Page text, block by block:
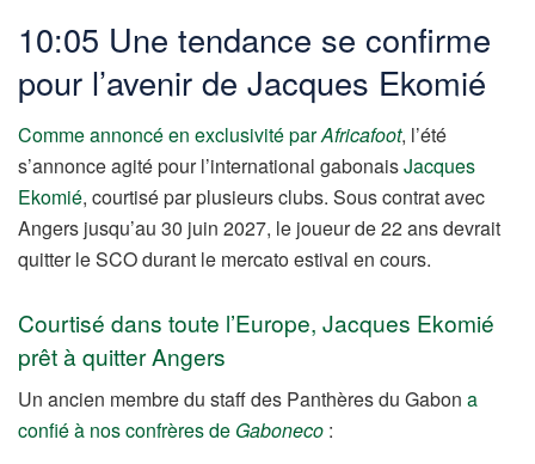
10:05 Une tendance se confirme
pour l’avenir de Jacques Ekomié
Comme annoncé en exclusivité parAfricafoot, l’été
s’annonce agité pour l’international gabonaisJacques
Ekomié, courtisé par plusieurs clubs. Sous contrat avec
Angers jusqu’au 30 juin 2027, le joueur de 22 ans devrait
quitter le SCO durant le mercato estival en cours.
Courtisé dans toute l’Europe, Jacques Ekomié
prêt à quitter Angers
Un ancien membre du staff des Panthères du Gabon a
confié à nos confrères de Gaboneco :